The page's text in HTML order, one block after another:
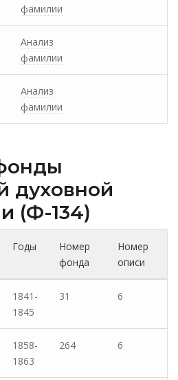
фамилии
Анализ
фамилии
Анализ
фамилии
духовной
(Ф-134)
Годы
Номер
фонда
Номер
описи
1841-
1845
31 6
1858-
1863
264 6